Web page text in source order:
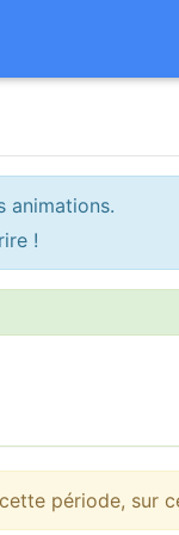
animations.
!
période, sur